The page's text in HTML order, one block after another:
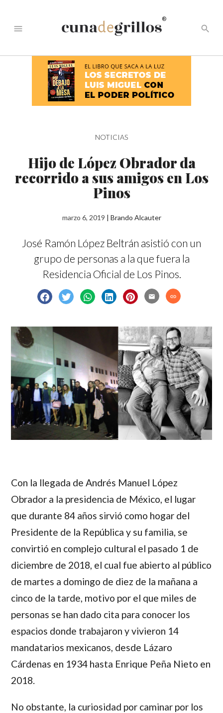
menu
®
search
NOTICIAS
Hijo de López Obrador da
recorrido a sus amigos en Los
Pinos
marzo 6, 2019 | Brando Alcauter
José Ramón López Beltrán asistió con un
grupo de personas a la que fuera la
Residencia Oficial de Los Pinos.
email link
Con la llegada de Andrés Manuel López
Obrador a la presidencia de México, el lugar
que durante 84 años sirvió como hogar del
Presidente de la República y su familia, se
convirtió en complejo cultural el pasado 1 de
diciembre de 2018, el cual fue abierto al público
de martes a domingo de diez de la mañana a
cinco de la tarde, motivo por el que miles de
personas se han dado cita para conocer los
espacios donde trabajaron y vivieron 14
mandatarios mexicanos, desde Lázaro
Cárdenas en 1934 hasta Enrique Peña Nieto en
2018.
No obstante, la curiosidad por caminar por los